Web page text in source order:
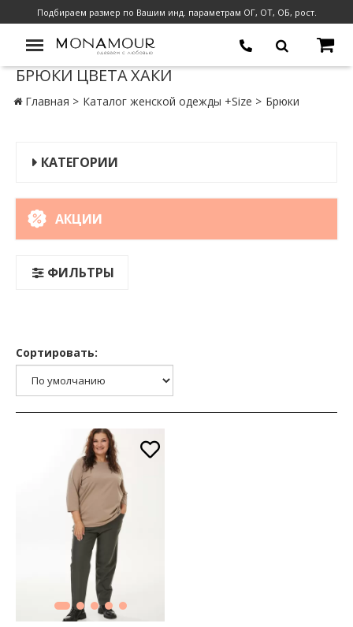
Подбираем размер по Вашим инд. параметрам ОГ, ОТ, ОБ, рост.
БРЮКИ ЦВЕТА ХАКИ
Главная Каталог женской одежды +Size Брюки
КАТЕГОРИИ
АКЦИИ
ФИЛЬТРЫ
Сортировать: